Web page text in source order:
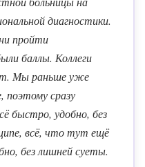
диагностики.
пройти
баллы. Коллеги
Мы раньше уже
поэтому сразу
быстро, удобно, без
всё, что тут ещё
без лишней суеты.